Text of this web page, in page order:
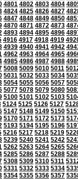
4801 4802 4803 4804
4824 4825 4826 4827
4847 4848 4849 4850
4870 4871 4872 4873
4893 4894 4895 4896
4916 4917 4918 4919
4939 4940 4941 4942
4962 4963 4964 4965
4985 4986 4987 4988
5008 5009 5010 5011
5031 5032 5033 5034
5054 5055 5056 5057
5077 5078 5079 5080
5100 5101 5102 5103
5124 5125 5126 5127
5147 5148 5149 5150
5170 5171 5172 5173
5193 5194 5195 5196
5216 5217 5218 5219
5239 5240 5241 5242
5262 5263 5264 5265
5285 5286 5287 5288
5308 5309 5310 5311
5331 5332 5333 5334
5354 5355 5356 5357